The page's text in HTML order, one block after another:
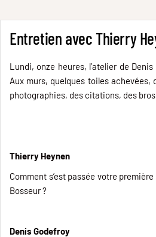
Entretien avec Thierry
Lundi, onze heures, l’atelier de
Aux murs, quelques toiles achevées,
photographies, des citations, des
Thierry Heynen
Comment s’est passée votre
Bosseur ?
Denis Godefroy